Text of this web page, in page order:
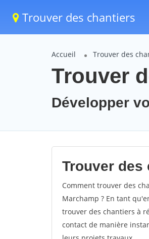
Trouver des chantiers
Accueil Trouver des
Trouver
Développer
Trouver des
Comment trouver des
Marchamp ? En tant
trouver des chantiers à
contact de manière